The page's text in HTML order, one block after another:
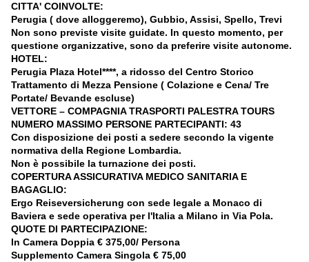
CITTA' COINVOLTE:
Perugia ( dove alloggeremo), Gubbio, Assisi, Spello, Trevi
Non sono previste visite guidate. In questo momento, per
questione organizzative, sono da preferire visite autonome.
HOTEL:
Perugia Plaza Hotel****, a ridosso del Centro Storico
Trattamento di Mezza Pensione ( Colazione e Cena/ Tre
Portate/ Bevande escluse)
VETTORE – COMPAGNIA TRASPORTI PALESTRA TOURS
NUMERO MASSIMO PERSONE PARTECIPANTI: 43
Con disposizione dei posti a sedere secondo la vigente
normativa della Regione Lombardia.
Non è possibile la turnazione dei posti.
COPERTURA ASSICURATIVA MEDICO SANITARIA E
BAGAGLIO:
Ergo Reiseversicherung con sede legale a Monaco di
Baviera e sede operativa per l'Italia a Milano in Via Pola.
QUOTE DI PARTECIPAZIONE:
In Camera Doppia € 375,00/ Persona
Supplemento Camera Singola € 75,00